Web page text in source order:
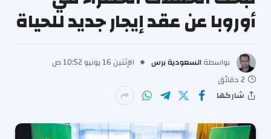
أوروبا عن عقد إيجار جديد للحياة
بواسطة السعودية برس
الإثنين 16 يونيو 10:52 ص
2 دقائق
شاركها